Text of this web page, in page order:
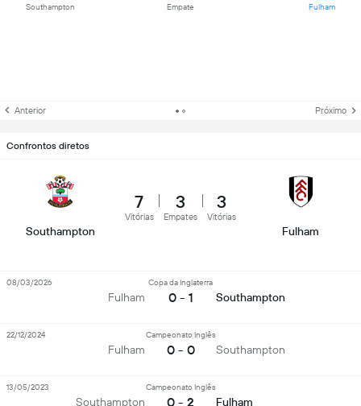
Southampton Empate Fulham
Anterior Próximo
Confrontos diretos
Southampton
7
Vitórias
3
Empates
3
Vitórias
Fulham
Fulham
Copa da Inglaterra
0 - 1 Southampton
08/03/2026
Fulham
Campeonato Inglês
0 - 0 Southampton
22/12/2024
Southampton
Campeonato Inglês
0 - 2 Fulham
13/05/2023